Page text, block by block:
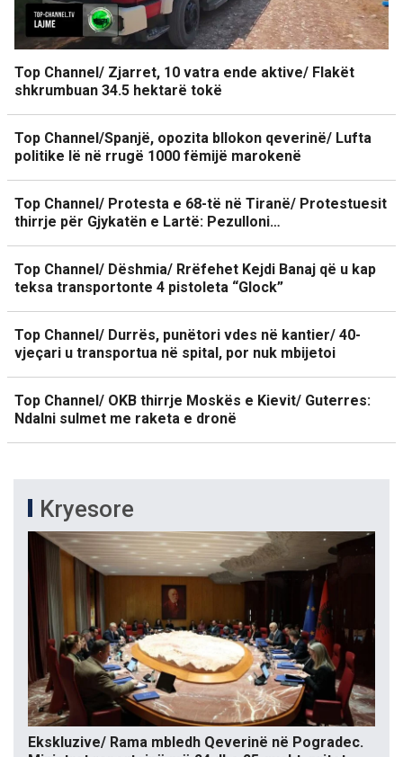
Top Channel/ Zjarret, 10 vatra ende aktive/ Flakët
shkrumbuan 34.5 hektarë tokë
Top Channel/Spanjë, opozita bllokon qeverinë/ Lufta
politike lë në rrugë 1000 fëmijë marokenë
Top Channel/ Protesta e 68-të në Tiranë/ Protestuesit
thirrje për Gjykatën e Lartë: Pezulloni…
Top Channel/ Dëshmia/ Rrëfehet Kejdi Banaj që u kap
teksa transportonte 4 pistoleta “Glock”
Top Channel/ Durrës, punëtori vdes në kantier/ 40-
vjeçari u transportua në spital, por nuk mbijetoi
Top Channel/ OKB thirrje Moskës e Kievit/ Guterres:
Ndalni sulmet me raketa e dronë
Kryesore
Ekskluzive/ Rama mbledh Qeverinë në Pogradec.